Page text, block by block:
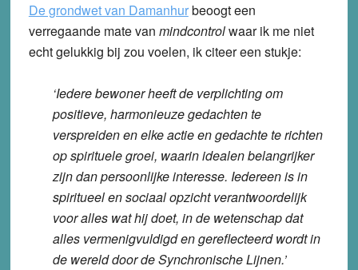
De grondwet van Damanhurbeoogt een
verregaande mate van mindcontrolwaar ik me niet
echt gelukkig bij zou voelen, ik citeer een stukje:
‘Iedere bewoner heeft de verplichting om
positieve, harmonieuze gedachten te
verspreiden en elke actie en gedachte te richten
op spirituele groei, waarin idealen belangrijker
zijn dan persoonlijke interesse. Iedereen is in
spiritueel en sociaal opzicht verantwoordelijk
voor alles wat hij doet, in de wetenschap dat
alles vermenigvuldigd en gereflecteerd wordt in
de wereld door de Synchronische Lijnen.’